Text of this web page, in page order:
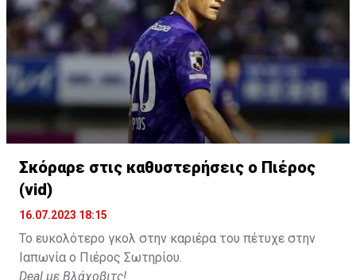
Σκόραρε στις καθυστερήσεις ο Πιέρος
(vid)
16.07.2023 18:15
Το ευκολότερο γκολ στην καριέρα του πέτυχε στην
Ιαπωνία ο Πιέρος Σωτηρίου.
Deal με Βλάχοβιτς!